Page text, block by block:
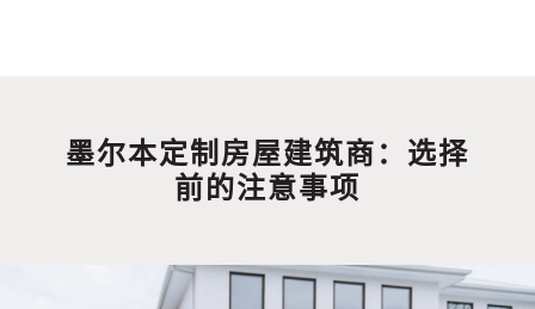
墨尔本定制房屋建筑商：选择
前的注意事项